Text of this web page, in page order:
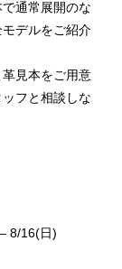
通常展開のな
デルをご紹介
見本をご用意
フと相談しな
8/16(日)